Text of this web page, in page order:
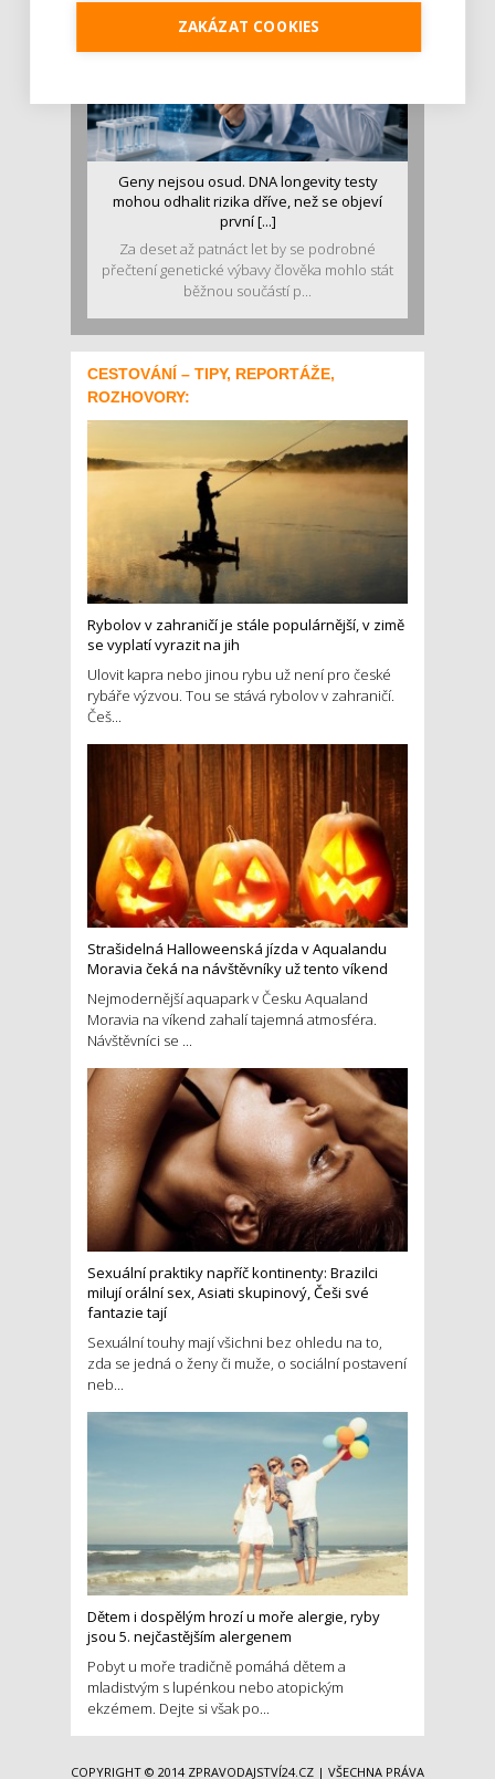
Geny nejsou osud. DNA longevity testy
mohou odhalit rizika dříve, než se objeví
první [...]
Za deset až patnáct let by se podrobné
přečtení genetické výbavy člověka mohlo stát
běžnou součástí p...
CESTOVÁNÍ – TIPY, REPORTÁŽE,
ROZHOVORY:
Rybolov v zahraničí je stále populárnější, v zimě
se vyplatí vyrazit na jih
Ulovit kapra nebo jinou rybu už není pro české
rybáře výzvou. Tou se stává rybolov v zahraničí.
Češ...
Strašidelná Halloweenská jízda v Aqualandu
Moravia čeká na návštěvníky už tento víkend
Nejmodernější aquapark v Česku Aqualand
Moravia na víkend zahalí tajemná atmosféra.
Návštěvníci se ...
Sexuální praktiky napříč kontinenty: Brazilci
milují orální sex, Asiati skupinový, Češi své
fantazie tají
Sexuální touhy mají všichni bez ohledu na to,
zda se jedná o ženy či muže, o sociální postavení
neb...
Dětem i dospělým hrozí u moře alergie, ryby
jsou 5. nejčastějším alergenem
Pobyt u moře tradičně pomáhá dětem a
mladistvým s lupénkou nebo atopickým
ekzémem. Dejte si však po...
COPYRIGHT © 2014 ZPRAVODAJSTVÍ24.CZ | VŠECHNA PRÁVA
ZAKÁZAT COOKIES